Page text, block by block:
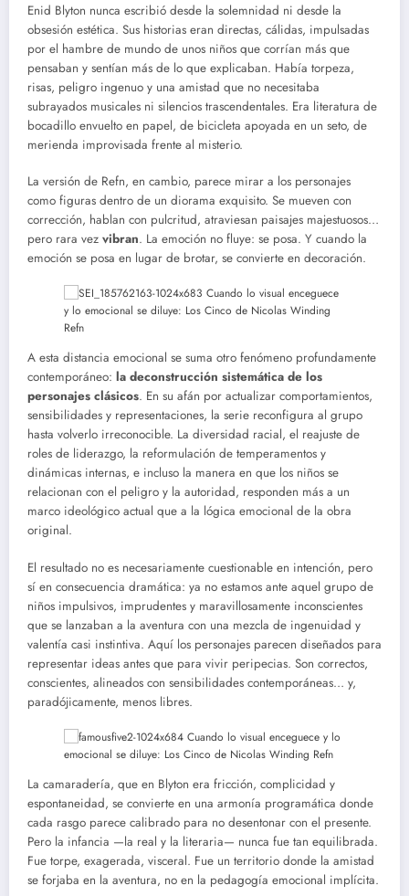
Enid Blyton nunca escribió desde la solemnidad ni desde la
obsesión estética. Sus historias eran directas, cálidas, impulsadas
por el hambre de mundo de unos niños que corrían más que
pensaban y sentían más de lo que explicaban. Había torpeza,
risas, peligro ingenuo y una amistad que no necesitaba
subrayados musicales ni silencios trascendentales. Era literatura de
bocadillo envuelto en papel, de bicicleta apoyada en un seto, de
merienda improvisada frente al misterio.
La versión de Refn, en cambio, parece mirar a los personajes
como figuras dentro de un diorama exquisito. Se mueven con
corrección, hablan con pulcritud, atraviesan paisajes majestuosos…
pero rara vez vibran. La emoción no fluye: se posa. Y cuando la
emoción se posa en lugar de brotar, se convierte en decoración.
A esta distancia emocional se suma otro fenómeno profundamente
contemporáneo: la deconstrucción sistemática de los
personajes clásicos. En su afán por actualizar comportamientos,
sensibilidades y representaciones, la serie reconfigura al grupo
hasta volverlo irreconocible. La diversidad racial, el reajuste de
roles de liderazgo, la reformulación de temperamentos y
dinámicas internas, e incluso la manera en que los niños se
relacionan con el peligro y la autoridad, responden más a un
marco ideológico actual que a la lógica emocional de la obra
original.
El resultado no es necesariamente cuestionable en intención, pero
sí en consecuencia dramática: ya no estamos ante aquel grupo de
niños impulsivos, imprudentes y maravillosamente inconscientes
que se lanzaban a la aventura con una mezcla de ingenuidad y
valentía casi instintiva. Aquí los personajes parecen diseñados para
representar ideas antes que para vivir peripecias. Son correctos,
conscientes, alineados con sensibilidades contemporáneas… y,
paradójicamente, menos libres.
La camaradería, que en Blyton era fricción, complicidad y
espontaneidad, se convierte en una armonía programática donde
cada rasgo parece calibrado para no desentonar con el presente.
Pero la infancia —la real y la literaria— nunca fue tan equilibrada.
Fue torpe, exagerada, visceral. Fue un territorio donde la amistad
se forjaba en la aventura, no en la pedagogía emocional implícita.